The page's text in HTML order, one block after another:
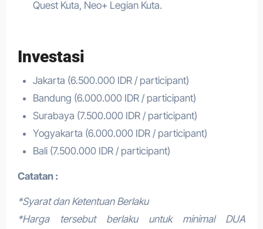
Quest Kuta, Neo+ Legian Kuta.
Investasi
Jakarta (6.500.000 IDR / participant)
Bandung (6.000.000 IDR / participant)
Surabaya (7.500.000 IDR / participant)
Yogyakarta (6.000.000 IDR / participant)
Bali (7.500.000 IDR / participant)
Catatan :
*Syarat dan Ketentuan Berlaku
*Harga tersebut berlaku untuk minimal DUA